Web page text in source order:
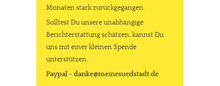
Monaten stark zurückgegangen.
Solltest Du unsere unabhängige
Berichterstattung schätzen, kannst Du
uns mit einer kleinen Spende
unterstützen.
Paypal - danke@meinesuedstadt.de